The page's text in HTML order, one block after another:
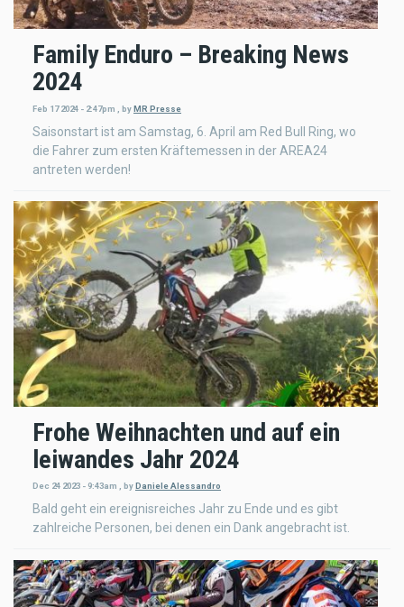
Family Enduro – Breaking News
2024
Feb 17 2024 - 2:47pm byMR Presse
Saisonstart ist am Samstag, 6. April am Red Bull Ring, wo
die Fahrer zum ersten Kräftemessen in der AREA24
antreten werden!
Frohe Weihnachten und auf ein
leiwandes Jahr 2024
Dec 24 2023 - 9:43am byDaniele Alessandro
Bald geht ein ereignisreiches Jahr zu Ende und es gibt
zahlreiche Personen, bei denen ein Dank angebracht ist.